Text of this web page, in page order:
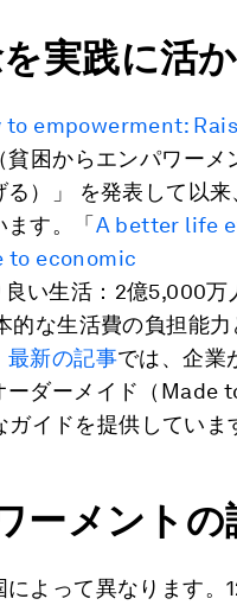
実践に活
to empowerment:
（貧困からエンパワーメ
）」 を発表して以
す。「 A better life
to economic
良い生活：2億5,000万
的な生活費の負担能力
最新の記事では、企業
ーダーメイド（Made
イドを提供していま
ーメントの
よって異なります。